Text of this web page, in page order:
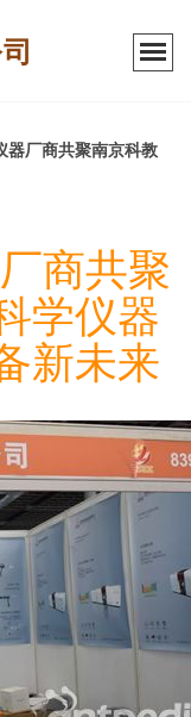
器厂商共聚南京科教
商共聚
学仪器
新未来